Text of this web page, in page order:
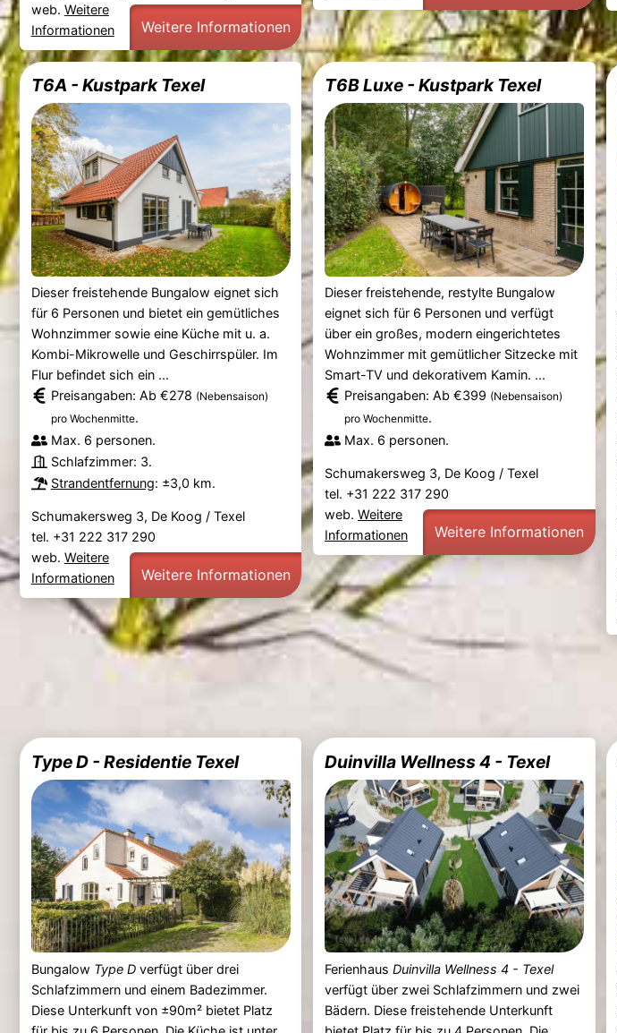
web. Weitere
Informationen
Weitere Informationen
T6A - Kustpark Texel
Dieser freistehende Bungalow eignet sich
für 6 Personen und bietet ein gemütliches
Wohnzimmer sowie eine Küche mit u. a.
Kombi-Mikrowelle und Geschirrspüler. Im
Flur befindet sich ein ...
Preisangaben: Ab €278 (Nebensaison)
pro Wochenmitte.
Max. 6 personen.
Schlafzimmer: 3.
Strandentfernung: ±3,0 km.
Schumakersweg 3, De Koog / Texel
tel. +31 222 317 290
web. Weitere
Informationen
Weitere Informationen
T6B Luxe - Kustpark Texel
Dieser freistehende, restylte Bungalow
eignet sich für 6 Personen und verfügt
über ein großes, modern eingerichtetes
Wohnzimmer mit gemütlicher Sitzecke mit
Smart-TV und dekorativem Kamin. ...
Preisangaben: Ab €399 (Nebensaison)
pro Wochenmitte.
Max. 6 personen.
Schumakersweg 3, De Koog / Texel
tel. +31 222 317 290
web. Weitere
Informationen
Weitere Informationen
Type D - Residentie Texel
Bungalow Type Dverfügt über drei
Schlafzimmern und einem Badezimmer.
Diese Unterkunft von ±90m² bietet Platz
Duinvilla Wellness 4 - Texel
Ferienhaus Duinvilla Wellness 4 - Texel
verfügt über zwei Schlafzimmern und zwei
Bädern. Diese freistehende Unterkunft